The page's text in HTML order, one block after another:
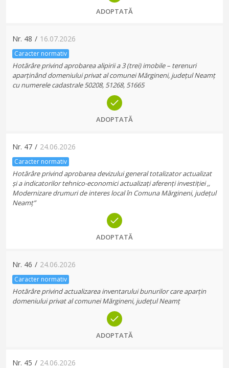
ADOPTATĂ
Nr. 48 / 16.07.2026
Caracter normativ
Hotărâre privind aprobarea alipirii a 3 (trei) imobile – terenuri
aparținând domeniului privat al comunei Mărgineni, județul Neamț
cu numerele cadastrale 50208, 51268, 51665
ADOPTATĂ
Nr. 47 / 24.06.2026
Caracter normativ
Hotărâre privind aprobarea devizului general totalizator actualizat
și a indicatorilor tehnico-economici actualizați aferenți investiției ,,
Modernizare drumuri de interes local în Comuna Mărgineni, județul
Neamț”
ADOPTATĂ
Nr. 46 / 24.06.2026
Caracter normativ
Hotărâre privind actualizarea inventarului bunurilor care aparțin
domeniului privat al comunei Mărgineni, județul Neamț
ADOPTATĂ
Nr. 45 / 24.06.2026